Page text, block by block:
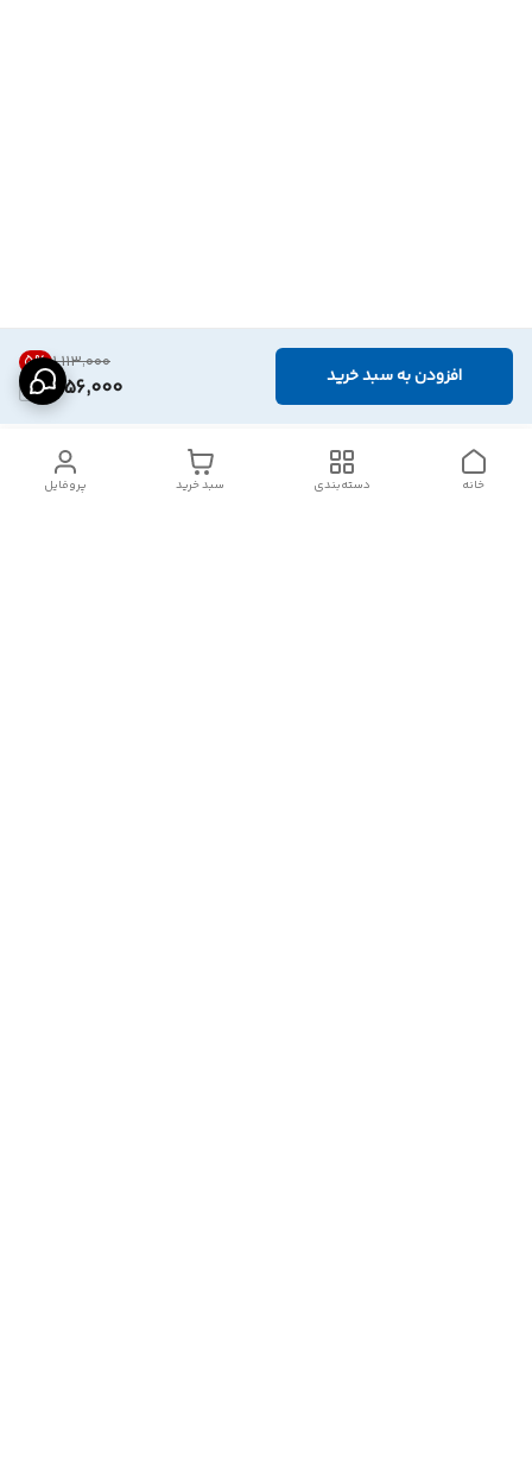
۱٬۱۱۳٬۰۰۰ 5%
1,056,000 افزودن به سبد خرید
پروفایل سبد خرید دسته‌بندی خانه